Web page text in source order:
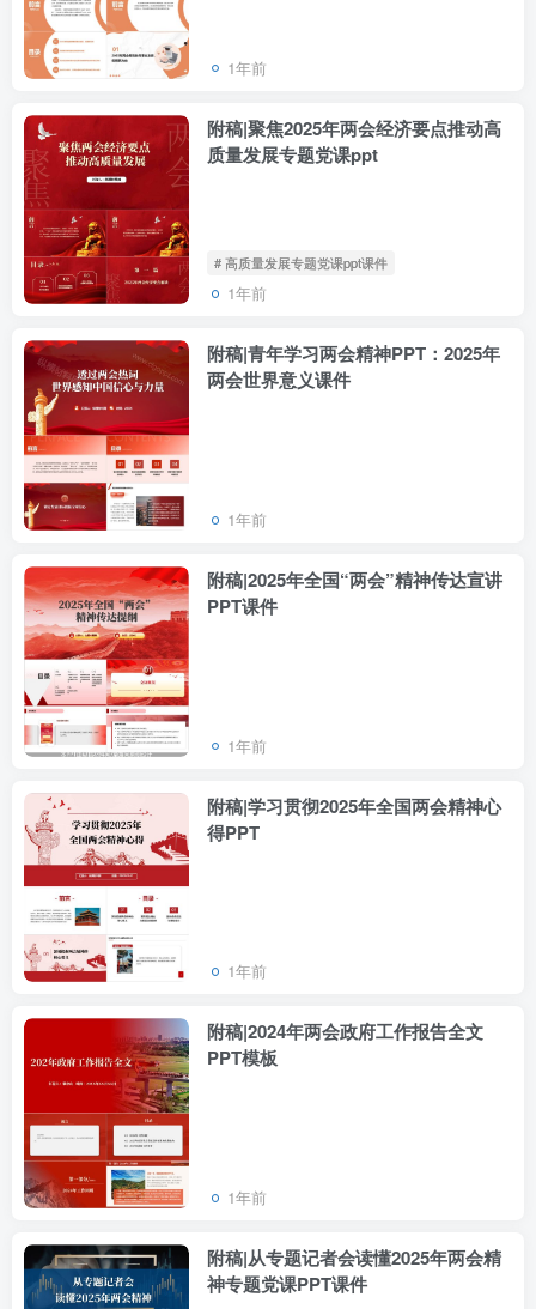
1年前
附稿|聚焦2025年两会经济要点推动高
质量发展专题党课ppt
# 高质量发展专题党课ppt课件
1年前
附稿|青年学习两会精神PPT：2025年
两会世界意义课件
1年前
附稿|2025年全国“两会”精神传达宣讲
PPT课件
1年前
附稿|学习贯彻2025年全国两会精神心
得PPT
1年前
附稿|2024年两会政府工作报告全文
PPT模板
1年前
附稿|从专题记者会读懂2025年两会精
神专题党课PPT课件